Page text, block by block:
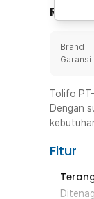
Brand
Garansi
Tolifo
Dengan
Fitur